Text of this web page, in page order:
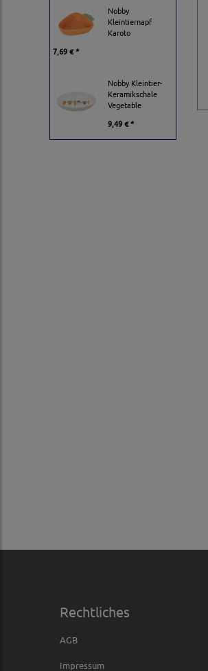
Nobby
Kleintiernapf
Karoto
7,69 € *
Nobby Kleintier-
Keramikschale
Vegetable
9,49 € *
Rechtliches
AGB
Impressum